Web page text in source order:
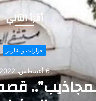
أقرأ التالي